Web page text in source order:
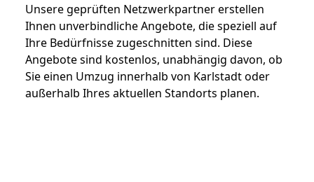
Unsere geprüften Netzwerkpartner erstellen
Ihnen unverbindliche Angebote, die speziell auf
Ihre Bedürfnisse zugeschnitten sind. Diese
Angebote sind kostenlos, unabhängig davon, ob
Sie einen Umzug innerhalb von Karlstadt oder
außerhalb Ihres aktuellen Standorts planen.